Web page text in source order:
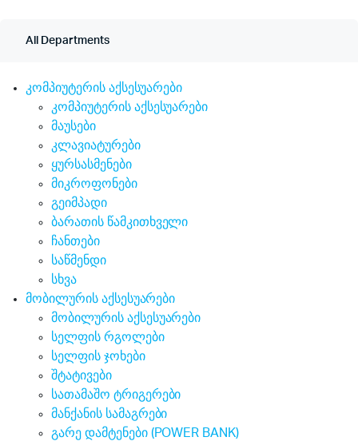
All Departments
კომპიუტერის აქსესუარები
კომპიუტერის აქსესუარები
მაუსები
კლავიატურები
ყურსასმენები
მიკროფონები
გეიმპადი
ბარათის წამკითხველი
ჩანთები
საწმენდი
სხვა
მობილურის აქსესუარები
მობილურის აქსესუარები
სელფის რგოლები
სელფის ჯოხები
შტატივები
სათამაშო ტრიგერები
მანქანის სამაგრები
გარე დამტენები (POWER BANK)